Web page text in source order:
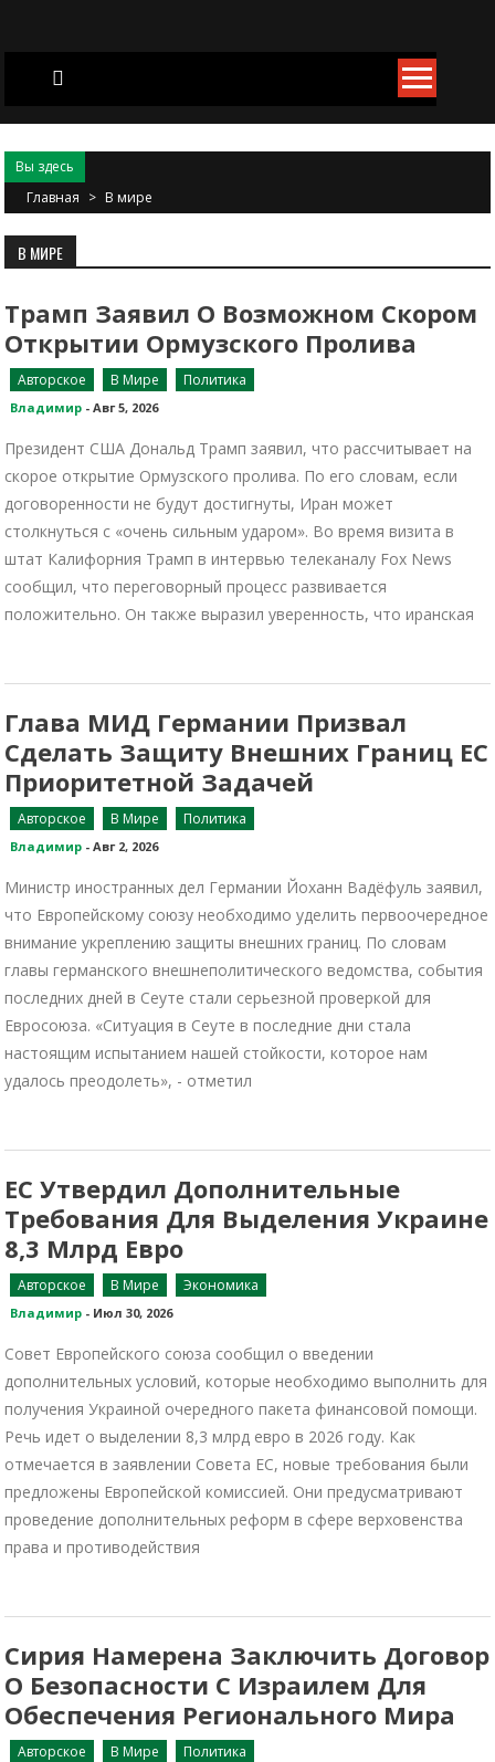
content
Вы здесь
Главная > В мире
В МИРЕ
Трамп Заявил О Возможном Скором
Открытии Ормузского Пролива
Авторское В Мире Политика
Владимир -Авг 5, 2026
Президент США Дональд Трамп заявил, что рассчитывает на
скорое открытие Ормузского пролива. По его словам, если
договоренности не будут достигнуты, Иран может
столкнуться с «очень сильным ударом». Во время визита в
штат Калифорния Трамп в интервью телеканалу Fox News
сообщил, что переговорный процесс развивается
положительно. Он также выразил уверенность, что иранская
Глава МИД Германии Призвал
Сделать Защиту Внешних Границ ЕС
Приоритетной Задачей
Авторское В Мире Политика
Владимир -Авг 2, 2026
Министр иностранных дел Германии Йоханн Вадёфуль заявил,
что Европейскому союзу необходимо уделить первоочередное
внимание укреплению защиты внешних границ. По словам
главы германского внешнеполитического ведомства, события
последних дней в Сеуте стали серьезной проверкой для
Евросоюза. «Ситуация в Сеуте в последние дни стала
настоящим испытанием нашей стойкости, которое нам
удалось преодолеть», - отметил
ЕС Утвердил Дополнительные
Требования Для Выделения Украине
8,3 Млрд Евро
Авторское В Мире Экономика
Владимир - Июл 30, 2026
Совет Европейского союза сообщил о введении
дополнительных условий, которые необходимо выполнить для
получения Украиной очередного пакета финансовой помощи.
Речь идет о выделении 8,3 млрд евро в 2026 году. Как
отмечается в заявлении Совета ЕС, новые требования были
предложены Европейской комиссией. Они предусматривают
проведение дополнительных реформ в сфере верховенства
права и противодействия
Сирия Намерена Заключить Договор
О Безопасности С Израилем Для
Обеспечения Регионального Мира
Авторское В Мире Политика